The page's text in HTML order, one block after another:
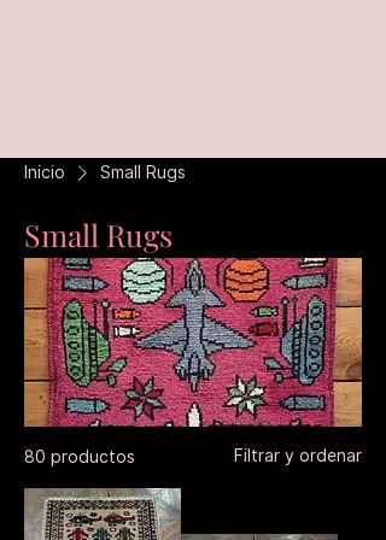
Inicio Small Rugs
Small Rugs
80 productos Filtrar y ordenar